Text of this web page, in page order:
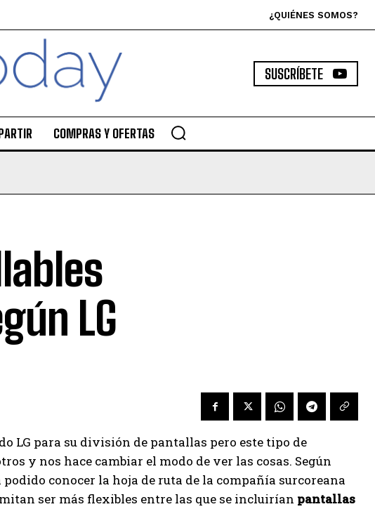
¿QUIÉNES SOMOS?
SUSCRÍBETE
COMPRAS Y OFERTAS
LG
LG para su división de pantallas pero este tipo de
y nos hace cambiar el modo de ver las cosas. Según
podido conocer la hoja de ruta de la compañía surcoreana
ser más flexibles entre las que se incluirían pantallas